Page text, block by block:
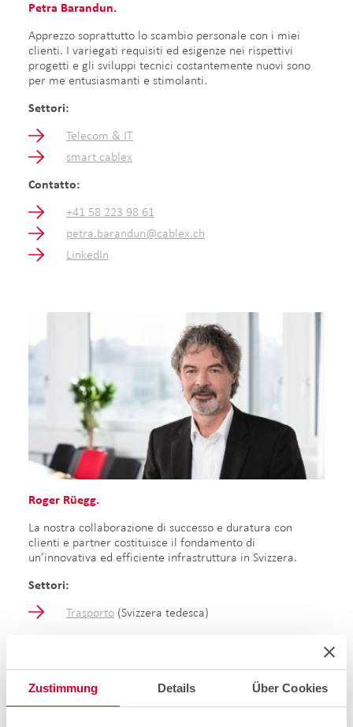
Zustimmung Details Über Cookies
Petra Barandun.
Apprezzo soprattutto lo scambio personale con i miei
clienti. I variegati requisiti ed esigenze nei rispettivi
progetti e gli sviluppi tecnici costantemente nuovi sono
per me entusiasmanti e stimolanti.
Settori:
Telecom & IT
smart cablex
Contatto:
+41 58 223 98 61
petra.barandun@cablex.ch
LinkedIn
Roger Rüegg.
La nostra collaborazione di successo e duratura con
clienti e partner costituisce il fondamento di
un’innovativa ed efficiente infrastruttura in Svizzera.
Settori:
Trasporto (Svizzera tedesca)
+41 58 224 44 97
roger.rueegg1@cablex.ch
LinkedIn